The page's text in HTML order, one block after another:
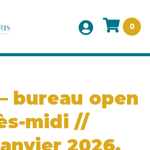
0
bureau open
midi //